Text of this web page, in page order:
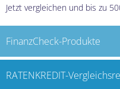
Jetzt vergleichen und bis zu
FinanzCheck-Produkte
RATENKREDIT-